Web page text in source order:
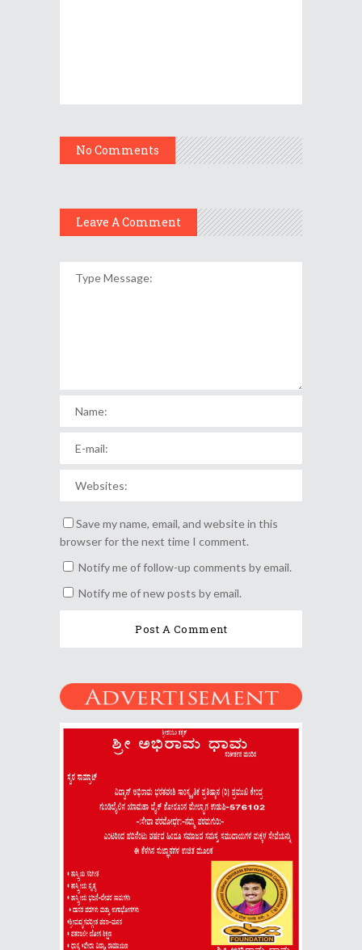
No Comments
Leave A Comment
Save my name, email, and website in this
browser for the next time I comment.
Notify me of follow-up comments by email.
Notify me of new posts by email.